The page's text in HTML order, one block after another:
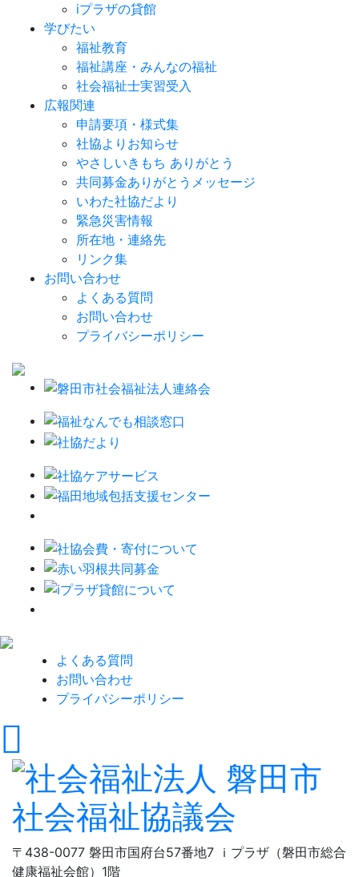
iプラザの貸館
学びたい
福祉教育
福祉講座・みんなの福祉
社会福祉士実習受入
広報関連
申請要項・様式集
社協よりお知らせ
やさしいきもち ありがとう
共同募金ありがとうメッセージ
いわた社協だより
緊急災害情報
所在地・連絡先
リンク集
お問い合わせ
よくある質問
お問い合わせ
プライバシーポリシー
よくある質問
お問い合わせ
プライバシーポリシー
〒438-0077 磐田市国府台57番地7 ｉプラザ（磐田市総合
健康福祉会館）1階